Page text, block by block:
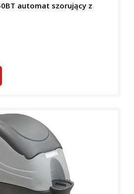
50BT automat szorujący z